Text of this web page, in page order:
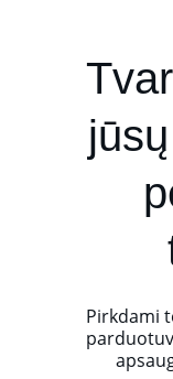
Pirkdami